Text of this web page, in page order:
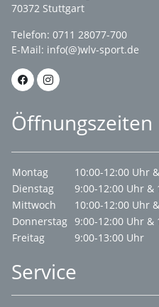
70372 Stuttgart
Telefon: 0711 28077-700
E-Mail: info(@)wlv-sport.de
Öffnungszeiten
Montag
10:00-12:00 Uhr
Dienstag
9:00-12:00 Uhr &
Mittwoch
10:00-12:00 Uhr
Donnerstag 9:00-12:00 Uhr &
Freitag
9:00-13:00 Uhr
Service